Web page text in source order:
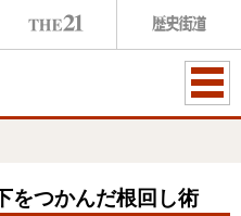
ME
をつかんだ根回し術